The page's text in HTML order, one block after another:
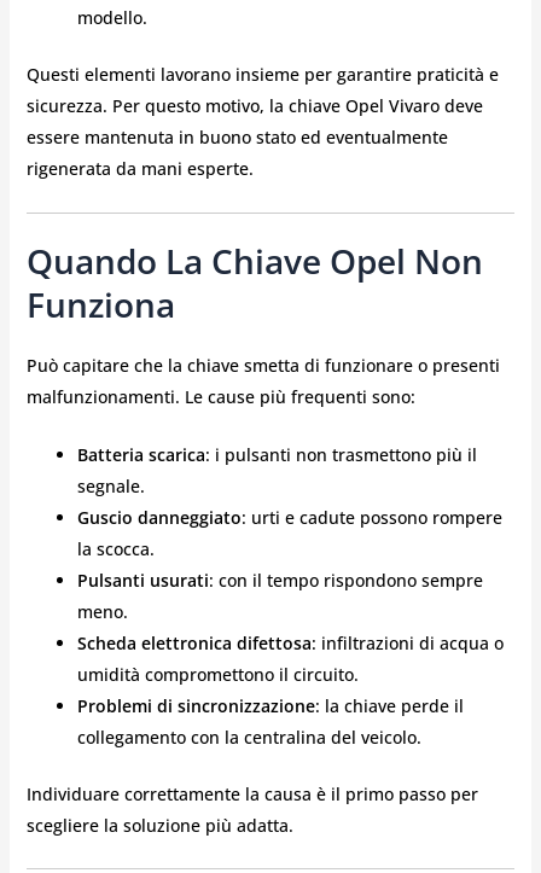
modello.
Questi elementi lavorano insieme per garantire praticità e
sicurezza. Per questo motivo, la chiave Opel Vivaro deve
essere mantenuta in buono stato ed eventualmente
rigenerata da mani esperte.
Quando La Chiave Opel Non
Funziona
Può capitare che la chiave smetta di funzionare o presenti
malfunzionamenti. Le cause più frequenti sono:
Batteria scarica: i pulsanti non trasmettono più il
segnale.
Guscio danneggiato: urti e cadute possono rompere
la scocca.
Pulsanti usurati: con il tempo rispondono sempre
meno.
Scheda elettronica difettosa: infiltrazioni di acqua o
umidità compromettono il circuito.
Problemi di sincronizzazione: la chiave perde il
collegamento con la centralina del veicolo.
Individuare correttamente la causa è il primo passo per
scegliere la soluzione più adatta.